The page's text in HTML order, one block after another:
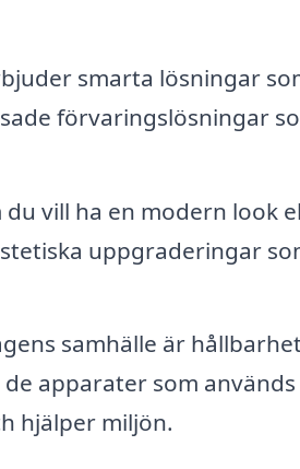
smarta lösningar
förvaringslösningar
du vill ha en modern look
uppgraderingar
samhälle är
apparater som
hjälper miljön.